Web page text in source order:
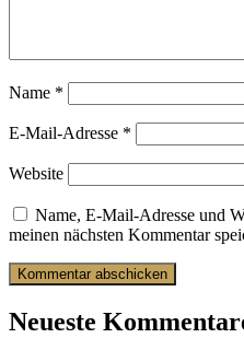
Name *
E-Mail-Adresse *
Website
Name, E-Mail-Adresse und
meinen nächsten Kommentar
Neueste